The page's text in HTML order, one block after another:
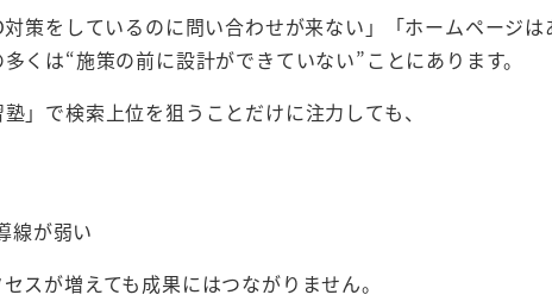
策をしているのに問い合わせが来ない」「ホームページ
くは“施策の前に設計ができていない”ことにあります。
」で検索上位を狙うことだけに注力しても、
線が弱い
スが増えても成果にはつながりません。